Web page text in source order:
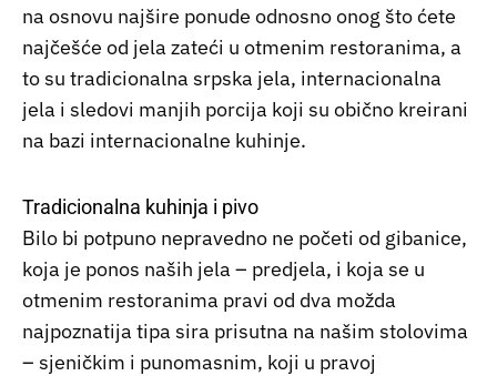
na osnovu najšire ponude odnosno onog što ćete
najčešće od jela zateći u otmenim restoranima, a
to su tradicionalna srpska jela, internacionalna
jela i sledovi manjih porcija koji su obično kreirani
na bazi internacionalne kuhinje.
Tradicionalna kuhinja i pivo
Bilo bi potpuno nepravedno ne početi od gibanice,
koja je ponos naših jela – predjela, i koja se u
otmenim restoranima pravi od dva možda
najpoznatija tipa sira prisutna na našim stolovima
– sjeničkim i punomasnim, koji u pravoj